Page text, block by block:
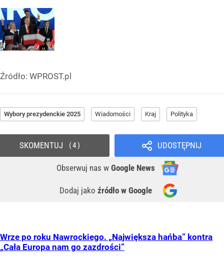
Źródło: WPROST.pl
Wybory prezydenckie 2025 Wiadomości Kraj Polityka
UDOSTĘPNIJ
Obserwuj nas w Google News
Dodaj jako źródło w Google
SKOMENTUJ 4
Wrze po roku Nawrockiego. „Największa hańba” kontra
„Cała Europa nam go zazdrości”